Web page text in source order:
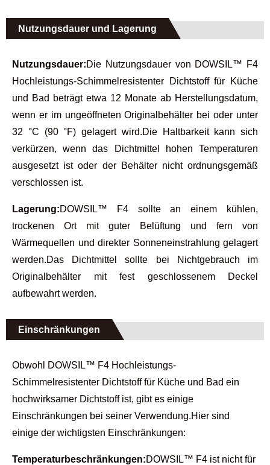
Nutzungsdauer und Lagerung
Nutzungsdauer:Die Nutzungsdauer von DOWSIL™ F4
Hochleistungs-Schimmelresistenter Dichtstoff für Küche
und Bad beträgt etwa 12 Monate ab Herstellungsdatum,
wenn er im ungeöffneten Originalbehälter bei oder unter
32 °C (90 °F) gelagert wird.Die Haltbarkeit kann sich
verkürzen, wenn das Dichtmittel hohen Temperaturen
ausgesetzt ist oder der Behälter nicht ordnungsgemäß
verschlossen ist.
Lagerung:DOWSIL™ F4 sollte an einem kühlen,
trockenen Ort mit guter Belüftung und fern von
Wärmequellen und direkter Sonneneinstrahlung gelagert
werden.Das Dichtmittel sollte bei Nichtgebrauch im
Originalbehälter mit fest geschlossenem Deckel
aufbewahrt werden.
Einschränkungen
Obwohl DOWSIL™ F4 Hochleistungs-
Schimmelresistenter Dichtstoff für Küche und Bad ein
hochwirksamer Dichtstoff ist, gibt es einige
Einschränkungen bei seiner Verwendung.Hier sind
einige der wichtigsten Einschränkungen:
Temperaturbeschränkungen:DOWSIL™ F4 ist nicht für